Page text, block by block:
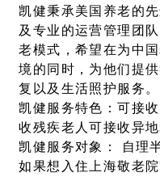
凯健秉承美国养老的
及专业的运营管理团
老模式，希望在为中
境的同时，为他们提
复以及生活照护服务。
凯健服务特色：可接
收残疾老人可接收异地
凯健服务对象： 自理
如果想入住上海敬老